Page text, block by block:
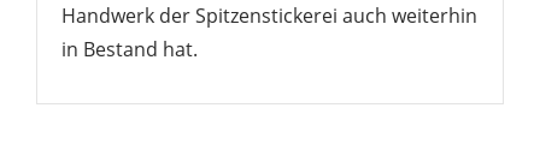
Handwerk der Spitzenstickerei auch weiterhin
in Bestand hat.